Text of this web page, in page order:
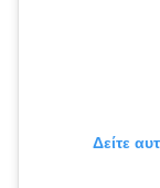
Δείτε